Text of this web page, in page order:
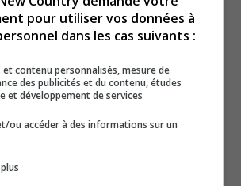
pour utiliser vos données à
dans les cas suivants :
et contenu personnalisés, mesure de
des publicités et du contenu, études
et développement de services
ou accéder à des informations sur un